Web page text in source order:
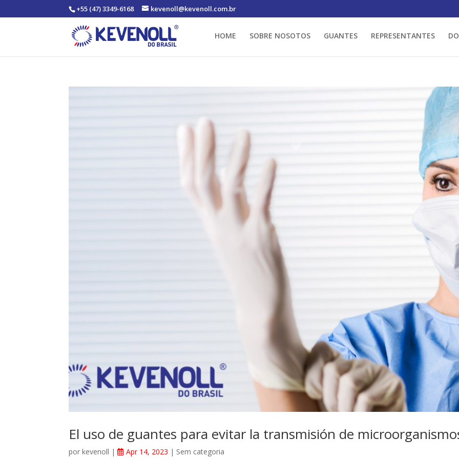
+55 (47) 3349-6168 kevenoll@kevenoll.com.br
HOME SOBRE NOSOTOS GUANTES REPRESENTANTES
El uso de guantes para evitar la transmisión de
porkevenoll | Apr 14, 2023 | Sem categoria